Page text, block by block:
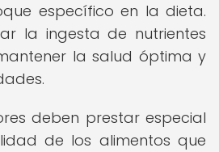
específico en la dieta.
la ingesta de nutrientes
la salud óptima y
deben prestar especial
de los alimentos que